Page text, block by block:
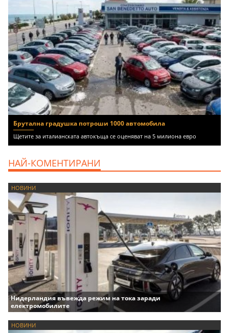
Брутална градушка потроши 1000 автомобила
Щетите за италианската автокъща се оценяват на 5 милиона евро
НАЙ-КОМЕНТИРАНИ
НОВИНИ
Нидерландия въвежда режим на тока заради
електромобилите
НОВИНИ